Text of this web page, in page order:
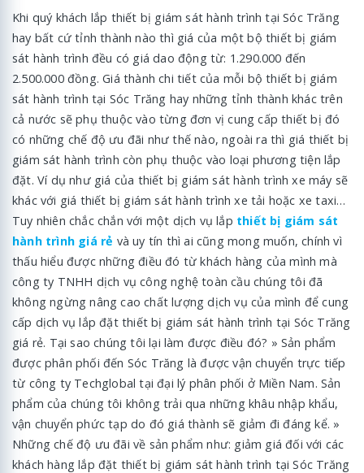
Khi quý khách lắp thiết bị giám sát hành trình tại Sóc Trăng
hay bất cứ tỉnh thành nào thì giá của một bộ thiết bị giám
sát hành trình đều có giá dao động từ: 1.290.000 đến
2.500.000 đồng. Giá thành chi tiết của mỗi bộ thiết bị giám
sát hành trình tại Sóc Trăng hay những tỉnh thành khác trên
cả nước sẽ phụ thuộc vào từng đơn vị cung cấp thiết bị đó
có những chế độ ưu đãi như thế nào, ngoài ra thì giá thiết bị
giám sát hành trình còn phụ thuộc vào loại phương tiện lắp
đặt. Ví dụ như giá của thiết bị giám sát hành trình xe máy sẽ
khác với giá thiết bị giám sát hành trình xe tải hoặc xe taxi…
Tuy nhiên chắc chắn với một dịch vụ lắp thiết bị giám sát
hành trình giá rẻ và uy tín thì ai cũng mong muốn, chính vì
thấu hiểu được những điều đó từ khách hàng của mình mà
công ty TNHH dịch vụ công nghệ toàn cầu chúng tôi đã
không ngừng nâng cao chất lượng dịch vụ của mình để cung
cấp dịch vụ lắp đặt thiết bị giám sát hành trình tại Sóc Trăng
giá rẻ. Tại sao chúng tôi lại làm được điều đó? » Sản phẩm
được phân phối đến Sóc Trăng là được vận chuyển trực tiếp
từ công ty Techglobal tại đại lý phân phối ở Miền Nam. Sản
phẩm của chúng tôi không trải qua những khâu nhập khẩu,
vận chuyển phức tạp do đó giá thành sẽ giảm đi đáng kể. »
Những chế độ ưu đãi về sản phẩm như: giảm giá đối với các
khách hàng lắp đặt thiết bị giám sát hành trình tại Sóc Trăng